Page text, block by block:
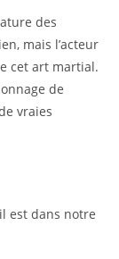
des
mais l’acteur
cet art martial.
de
vraies
est dans notre